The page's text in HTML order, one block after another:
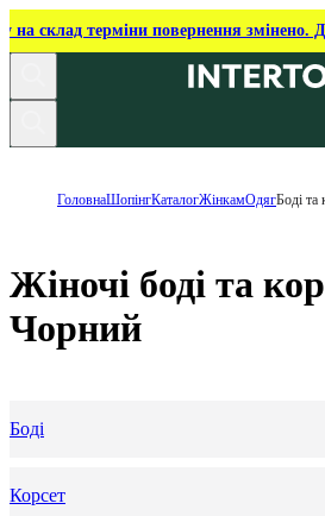
на склад терміни повернення змінено.
ГоловнаШопінгКаталогЖінкамОдягБоді та
Жіночі боді та
Чорний
Боді
Корсет